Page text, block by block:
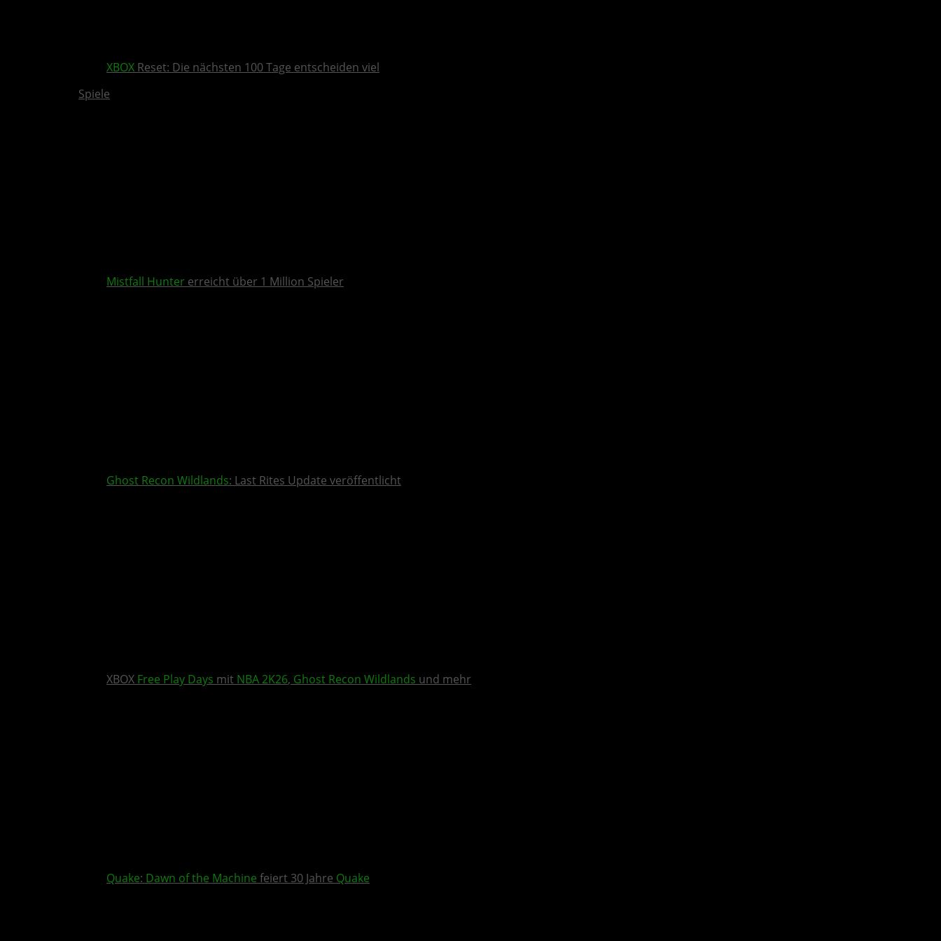
XBOX Reset: Die nächsten 100 Tage entscheiden viel
Spiele
Mistfall Hunter erreicht über 1 Million Spieler
Ghost Recon Wildlands: Last Rites Update veröffentlicht
XBOX Free Play Days mit NBA 2K26, Ghost Recon Wildlands und mehr
Quake: Dawn of the Machine feiert 30 Jahre Quake